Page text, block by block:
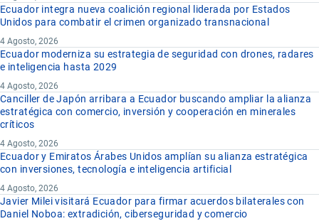
Ecuador integra nueva coalición regional liderada por Estados
Unidos para combatir el crimen organizado transnacional
4 Agosto, 2026
Ecuador moderniza su estrategia de seguridad con drones, radares
e inteligencia hasta 2029
4 Agosto, 2026
Canciller de Japón arribara a Ecuador buscando ampliar la alianza
estratégica con comercio, inversión y cooperación en minerales
críticos
4 Agosto, 2026
Ecuador y Emiratos Árabes Unidos amplían su alianza estratégica
con inversiones, tecnología e inteligencia artificial
4 Agosto, 2026
Javier Milei visitará Ecuador para firmar acuerdos bilaterales con
Daniel Noboa: extradición, ciberseguridad y comercio